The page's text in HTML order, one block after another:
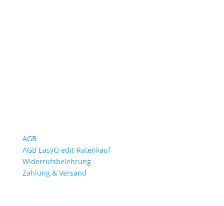
AGB
AGB EasyCredit-Ratenkauf
Widerrufsbelehrung
Zahlung & Versand